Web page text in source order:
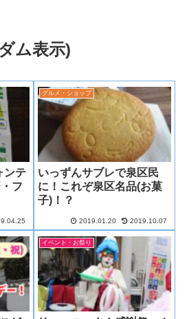
ム表示)
ンテ
フ
グルメ・ショップ
いっずんサブレで泉区民
に！これぞ泉区名品(お菓
子)！？
2019.01.20 2019.10.07
イベント・お祭り